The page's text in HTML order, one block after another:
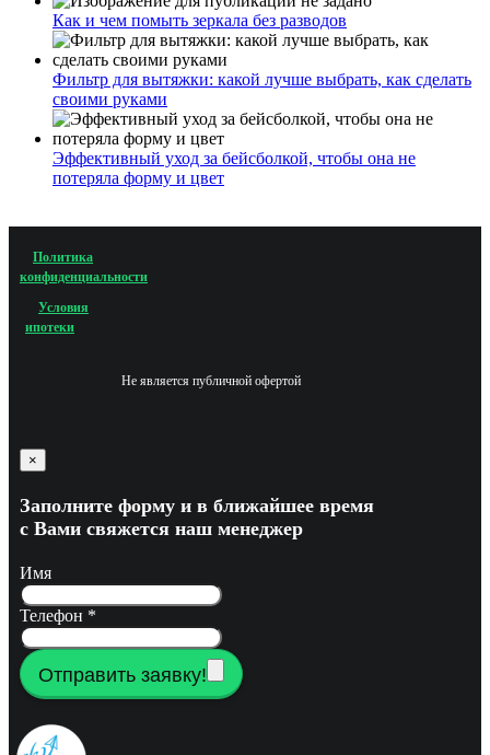
Как и чем помыть зеркала без разводов
Фильтр для вытяжки: какой лучше выбрать, как сделать
своими руками
Эффективный уход за бейсболкой, чтобы она не
потеряла форму и цвет
Политика
конфиденциальности
Условия
ипотеки
Не является публичной офертой
×
Заполните форму и в ближайшее время
с Вами свяжется наш менеджер
Имя
Телефон *
Отправить заявку!